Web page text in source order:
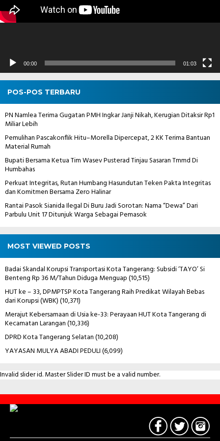
00:00 01:03
POS-POS TERBARU
PN Namlea Terima Gugatan PMH Ingkar Janji Nikah, Kerugian Ditaksir Rp1
Miliar Lebih
Pemulihan Pascakonflik Hitu–Morella Dipercepat, 2 KK Terima Bantuan
Material Rumah
Bupati Bersama Ketua Tim Wasev Pusterad Tinjau Sasaran Tmmd Di
Humbahas
Perkuat Integritas, Rutan Humbang Hasundutan Teken Pakta Integritas
dan Komitmen Bersama Zero Halinar
Rantai Pasok Sianida Ilegal Di Buru Jadi Sorotan: Nama “Dewa” Dari
Parbulu Unit 17 Ditunjuk Warga Sebagai Pemasok
MOST VIEWED POSTS
Badai Skandal Korupsi Transportasi Kota Tangerang: Subsidi ‘TAYO’ Si
Benteng Rp 36 M/Tahun Diduga Menguap(10,515)
HUT ke – 33, DPMPTSP Kota Tangerang Raih Predikat Wilayah Bebas
dari Korupsi (WBK)(10,371)
Merajut Kebersamaan di Usia ke-33: Perayaan HUT Kota Tangerang di
Kecamatan Larangan(10,336)
DPRD Kota Tangerang Selatan(10,208)
YAYASAN MULYA ABADI PEDULI(6,099)
Invalid slider id. Master Slider ID must be a valid number.
Contact
Us